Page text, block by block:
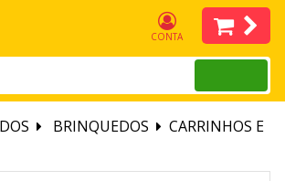
CONTA
BRINQUEDOS
CARRINHOS E